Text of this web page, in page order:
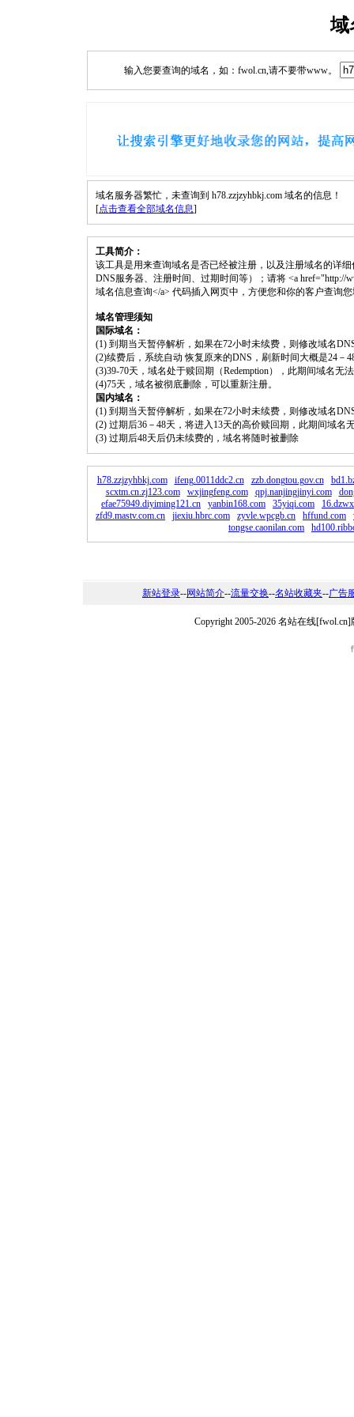
域
输入您要查询的域名，如：fwol.cn,请不要带www。
域名服务器繁忙，未查询到 h78.zzjzyhbkj.com 域名的信息！
[点击查看全部域名信息]
工具简介：
该工具是用来查询域名是否已经被注册，以及注册域名的详
DNS服务器、注册时间、过期时间等）；请将 <a href="http://
域名信息查询</a> 代码插入网页中，方便您和你的客户查询
域名管理须知
国际域名：
(1) 到期当天暂停解析，如果在72小时未续费，则修改域名
(2)续费后，系统自动 恢复原来的DNS，刷新时间大概是24－
(3)39-70天，域名处于赎回期（Redemption），此期间域名无
(4)75天，域名被彻底删除，可以重新注册。
国内域名：
(1) 到期当天暂停解析，如果在72小时未续费，则修改域名
(2) 过期后36－48天，将进入13天的高价赎回期，此期间域名
(3) 过期后48天后仍未续费的，域名将随时被删除
h78.zzjzyhbkj.com ifeng.0011ddc2.cn zzb.dongtou.gov.cn
scxtm.cn.zj123.com
wxjingfeng.com qpj.nanjingjinyi.com
efae75949.diyiming121.cn
yanbin168.com 35yiqi.com
zfd9.mastv.com.cn
jiexiu.hbrc.com zyvle.wpcgb.cn hffund.com
tongse.caonilan.com
新站登录--网站简介--流量交换--名站收藏夹--广告
Copyright 2005-2026 名站在线